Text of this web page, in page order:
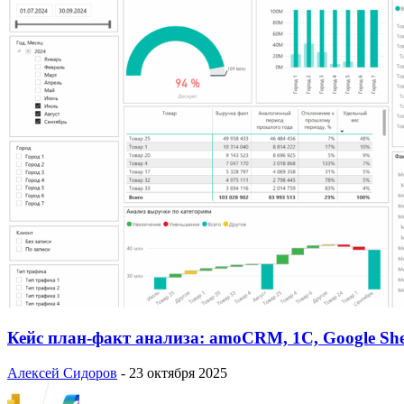
Кейс план-факт анализа: amoCRM, 1C, Google
Алексей Сидоров - 23 октября 2025